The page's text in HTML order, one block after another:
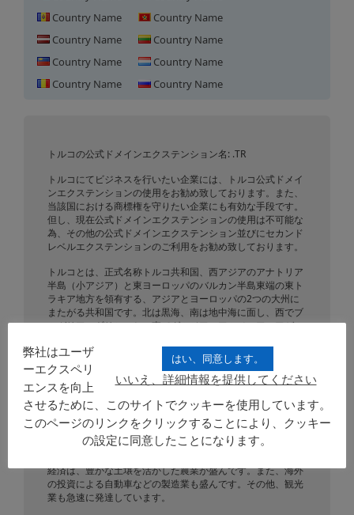
Country Name
Country Name
Country Name
Country Name
Country Name
Country Name
Country Name
Country Name
トルコにおけるドメイン登録
トルコの公式ドメインエクステンション名: .TR
トルコにてビジネスを行いたい企業には、トルコ公式ドメイ
ンエクステンションの使用をお勧め致しております。また、
当該国における商標権を守りたい企業にも有効な手段です。
但し、現在公式ドメインエクステンションの使用は不可能な
為、その他の公式ドメインエクステンション並びにセカンド
レベルエクステンションのご利用をお勧め致しております。
トルコとは、正式名称トルコ共和国、西アジアのアナトリア
半島（小アジア）と東ヨーロッパのバルカン半島東端の東ト
ラキア地方を領有する、アジアとヨーロッパの2つの大州に
またがる共和国です。北は黒海、南は地中海に面し、西でブ
ルガリア、ギリシャと、東でグルジア、アルメニア、アゼル
OECDとG20の創設国のうちの一国です。
国土は783,562 km²、人口は75,627,384人(2012年調査)で
す。アナトリア半島は中央に広大な高原と海沿いの狭小な平
地からなり、高原の東部はチグリス川・ユーフラテス川の源
流となっています。東部イラン国境近くにはヴァン湖とアラ
ラト山（標高 5165m）があります。民族はギリシャ人、ア
ルメニア人、ユダヤ人やその他の民族が生活しています。
経済は、豊かな土壌を活かした農業が盛んです。また、海外
の投資による自動車などの製造業も盛んです。その他、観光
業も急速に発達しています。
はい、同意します。
いいえ、詳細情報を提供してください
弊社はユーザ
ーエクスペリ
エンスを向上
させるために、このサイトでクッキーを使用しています。
このページのリンクをクリックすることにより、クッキー
の設定に同意したことになります。